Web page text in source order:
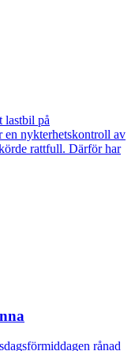
lastbil på
en nykterhetskontroll av
rattfull. Därför har
rånad